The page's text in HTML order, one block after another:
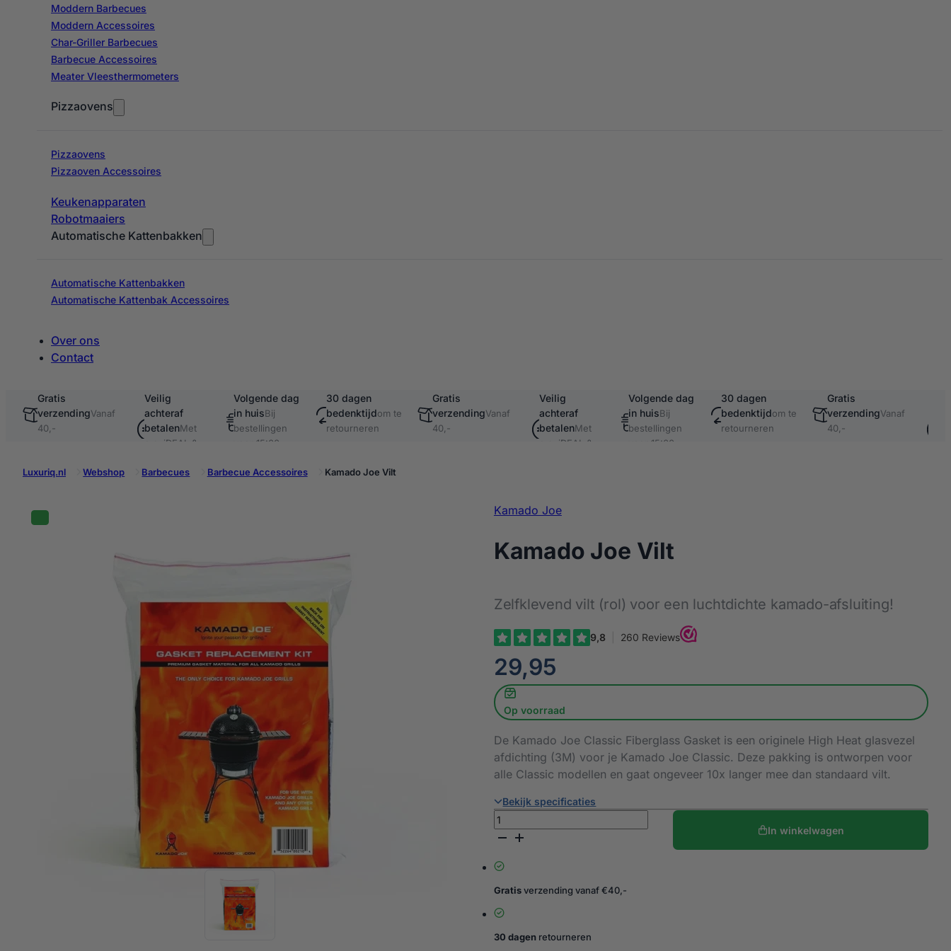
Moddern Barbecues
Moddern Accessoires
Char-Griller Barbecues
Barbecue Accessoires
Meater Vleesthermometers
Pizzaovens
Pizzaovens
Pizzaoven Accessoires
Keukenapparaten
Robotmaaiers
Automatische Kattenbakken
Automatische Kattenbakken
Automatische Kattenbak Accessoires
Over ons
Contact
Gratis
verzendingVanaf
40,-
Veilig
achteraf
betalenMet
o.a. iDEAL &
Volgende dag
in huisBij
bestellingen
voor 15:00
30 dagen
bedenktijdom te
retourneren
Gratis
verzendingVanaf
40,-
Veilig
achteraf
betalenMet
o.a. iDEAL &
Volgende dag
in huisBij
bestellingen
voor 15:00
30 dagen
bedenktijdom te
retourneren
Gratis
verzendingVanaf
40,-
Luxuriq.nl
Webshop Barbecues Barbecue Accessoires Kamado Joe Vilt
Kamado Joe
Kamado Joe Vilt
Zelfklevend vilt (rol) voor een luchtdichte kamado-afsluiting!
€
29,95
Op voorraad
De Kamado Joe Classic Fiberglass Gasket is een originele High Heat glasvezel
afdichting (3M) voor je Kamado Joe Classic. Deze pakking is ontworpen voor
alle Classic modellen en gaat ongeveer 10x langer mee dan standaard vilt.
Bekijk specificaties
Kamado
Joe
aantal
In winkelwagen
Gratisverzending vanaf €40,-
30 dagen retourneren